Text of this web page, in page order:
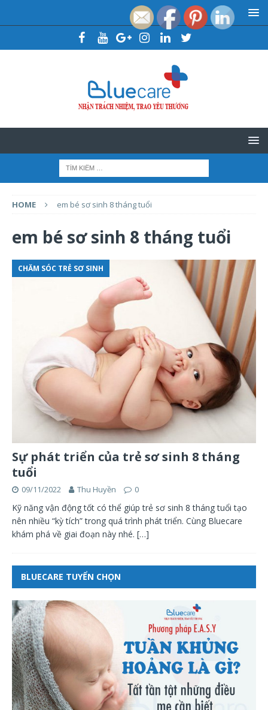
HOME em bé sơ sinh 8 tháng tuổi
em bé sơ sinh 8 tháng tuổi
CHĂM SÓC TRẺ SƠ SINH
Sự phát triển của trẻ sơ sinh 8 tháng
tuổi
09/11/2022 Thu Huyền 0
Kỹ năng vận động tốt có thể giúp trẻ sơ sinh 8 tháng tuổi tạo
nên nhiều “kỳ tích” trong quá trình phát triển. Cùng Bluecare
khám phá về giai đoạn này nhé. […]
BLUECARE TUYỂN CHỌN